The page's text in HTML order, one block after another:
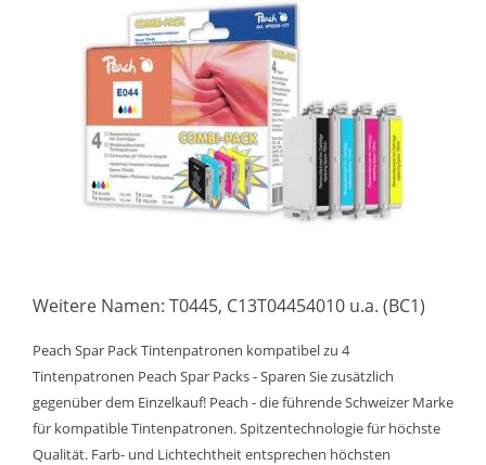
Weitere Namen: T0445, C13T04454010 u.a. (BC1)
Peach Spar Pack Tintenpatronen kompatibel zu 4
Tintenpatronen Peach Spar Packs - Sparen Sie zusätzlich
gegenüber dem Einzelkauf! Peach - die führende Schweizer Marke
für kompatible Tintenpatronen. Spitzentechnologie für höchste
Qualität. Farb- und Lichtechtheit entsprechen höchsten